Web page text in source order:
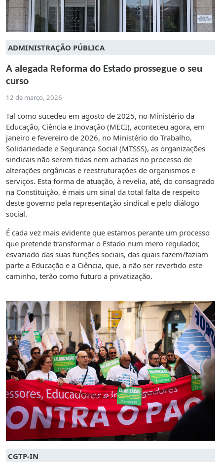
ADMINISTRAÇÃO PÚBLICA
A alegada Reforma do Estado prossegue o seu
curso
12 de março, 2026
Tal como sucedeu em agosto de 2025, no Ministério da
Educação, Ciência e Inovação (MECI), aconteceu agora, em
janeiro e fevereiro de 2026, no Ministério do Trabalho,
Solidariedade e Segurança Social (MTSSS), as organizações
sindicais não serem tidas nem achadas no processo de
alterações orgânicas e reestruturações de organismos e
serviços. Esta forma de atuação, à revelia, até, do consagrado
na Constituição, é mais um sinal da total falta de respeito
deste governo pela representação sindical e pelo diálogo
social.
É cada vez mais evidente que estamos perante um processo
que pretende transformar o Estado num mero regulador,
esvaziado das suas funções sociais, das quais fazem/faziam
parte a Educação e a Ciência, que, a não ser revertido este
caminho, terão como futuro a privatização.
CGTP-IN